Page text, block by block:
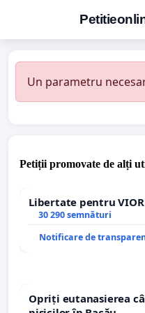
Un parametru
Petiții promovate de alți
Libertate pentru
30 290 semnături
Notificare de
Opriți eutanasierea